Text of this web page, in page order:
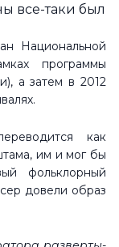
все-таки был
Национальной
программы
а затем в 2012
как
им и мог бы
фольклорный
довели образ